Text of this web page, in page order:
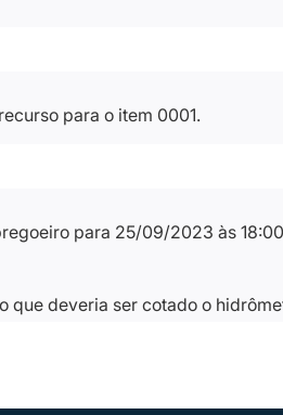
para o item 0001.
para 25/09/2023 às
deveria ser cotado o